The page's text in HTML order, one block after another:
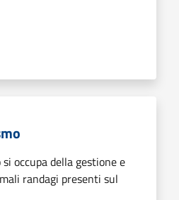
occupa della gestione e
randagi presenti sul